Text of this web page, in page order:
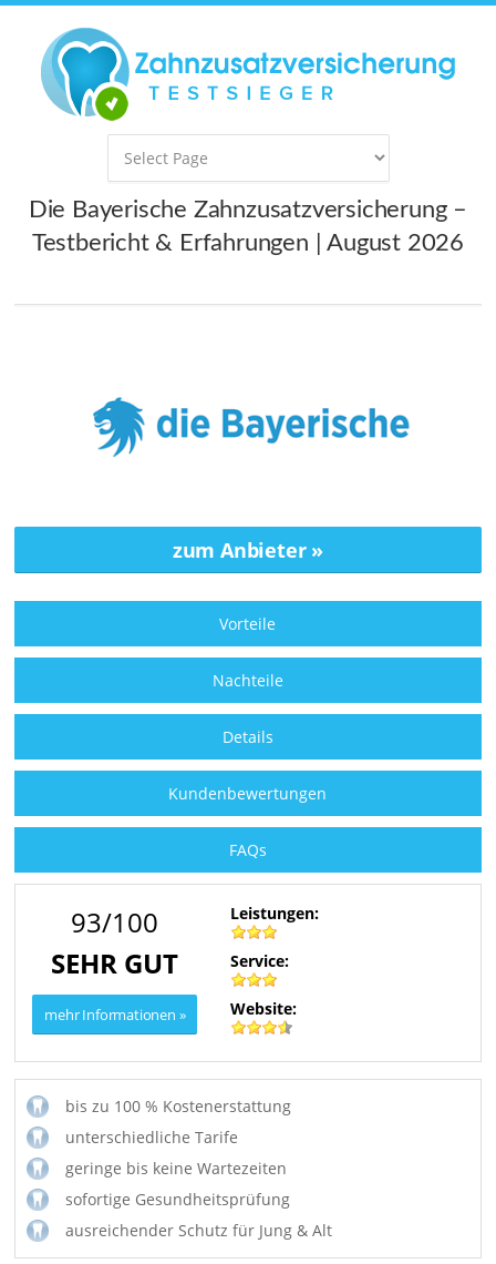
Die Bayerische Zahnzusatzversicherung –
Testbericht & Erfahrungen | August 2026
Vorteile
Nachteile
Details
Kundenbewertungen
FAQs
93/100
SEHR GUT
Leistungen:
Service:
Website:
bis zu 100 % Kostenerstattung
unterschiedliche Tarife
geringe bis keine Wartezeiten
sofortige Gesundheitsprüfung
ausreichender Schutz für Jung & Alt